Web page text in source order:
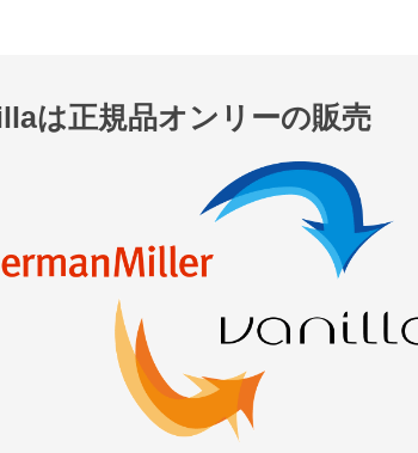
は正規品オンリーの販売